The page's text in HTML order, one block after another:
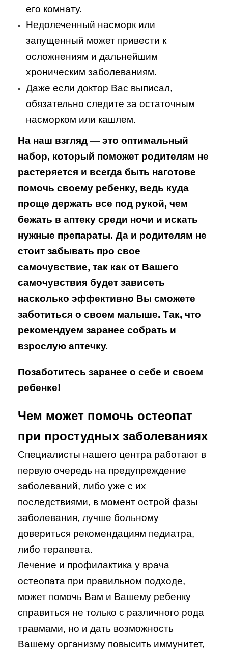
его комнату.
Недолеченный насморк или
запущенный может привести к
осложнениям и дальнейшим
хроническим заболеваниям.
Даже если доктор Вас выписал,
обязательно следите за остаточным
насморком или кашлем.
На наш взгляд — это оптимальный
набор, который поможет родителям не
растеряется и всегда быть наготове
помочь своему ребенку, ведь куда
проще держать все под рукой, чем
бежать в аптеку среди ночи и искать
нужные препараты. Да и родителям не
стоит забывать про свое
самочувствие, так как от Вашего
самочувствия будет зависеть
насколько эффективно Вы сможете
заботиться о своем малыше. Так, что
рекомендуем заранее собрать и
взрослую аптечку.
Позаботитесь заранее о себе и своем
ребенке!
Чем может помочь остеопат
при простудных заболеваниях
Специалисты нашего центра работают в
первую очередь на предупреждение
заболеваний, либо уже с их
последствиями, в момент острой фазы
заболевания, лучше больному
довериться рекомендациям педиатра,
либо терапевта.
Лечение и профилактика у врача
остеопата при правильном подходе,
может помочь Вам и Вашему ребенку
справиться не только с различного рода
травмами, но и дать возможность
Вашему организму повысить иммунитет,